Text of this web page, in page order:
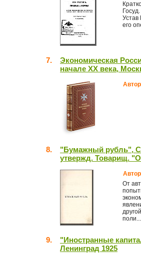
Устав
его
7.
Экономическая
начале XX века,
8.
"Бумажный рубль",
утвержд. Товарищ.
От
поли...
9.
"Иностранные
Ленинград 1925